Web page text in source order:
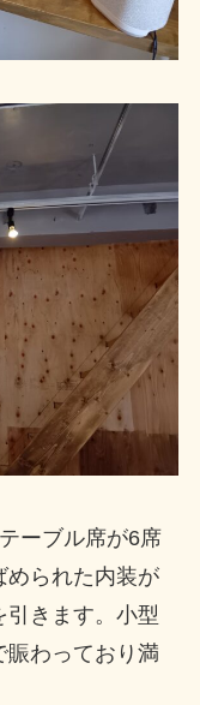
ーブル席が6席
められた内装が
引きます。小型
賑わっており満